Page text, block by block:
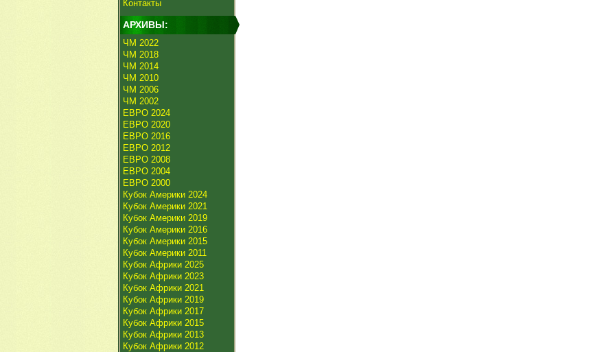
Контакты
АРХИВЫ:
ЧМ 2022
ЧМ 2018
ЧМ 2014
ЧМ 2010
ЧМ 2006
ЧМ 2002
ЕВРО 2024
ЕВРО 2020
ЕВРО 2016
ЕВРО 2012
ЕВРО 2008
ЕВРО 2004
ЕВРО 2000
Кубок Америки 2024
Кубок Америки 2021
Кубок Америки 2019
Кубок Америки 2016
Кубок Америки 2015
Кубок Америки 2011
Кубок Африки 2025
Кубок Африки 2023
Кубок Африки 2021
Кубок Африки 2019
Кубок Африки 2017
Кубок Африки 2015
Кубок Африки 2013
Кубок Африки 2012